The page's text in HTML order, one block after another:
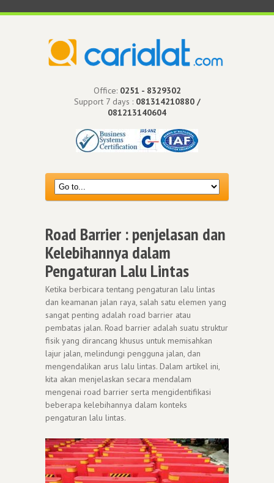
Office: 0251 - 8329302
Support 7 days : 081314210880 /
081213140604
Road Barrier : penjelasan dan
Kelebihannya dalam
Pengaturan Lalu Lintas
Ketika berbicara tentang pengaturan lalu lintas
dan keamanan jalan raya, salah satu elemen yang
sangat penting adalah road barrier atau
pembatas jalan. Road barrier adalah suatu struktur
fisik yang dirancang khusus untuk memisahkan
lajur jalan, melindungi pengguna jalan, dan
mengendalikan arus lalu lintas. Dalam artikel ini,
kita akan menjelaskan secara mendalam
mengenai road barrier serta mengidentifikasi
beberapa kelebihannya dalam konteks
pengaturan lalu lintas.